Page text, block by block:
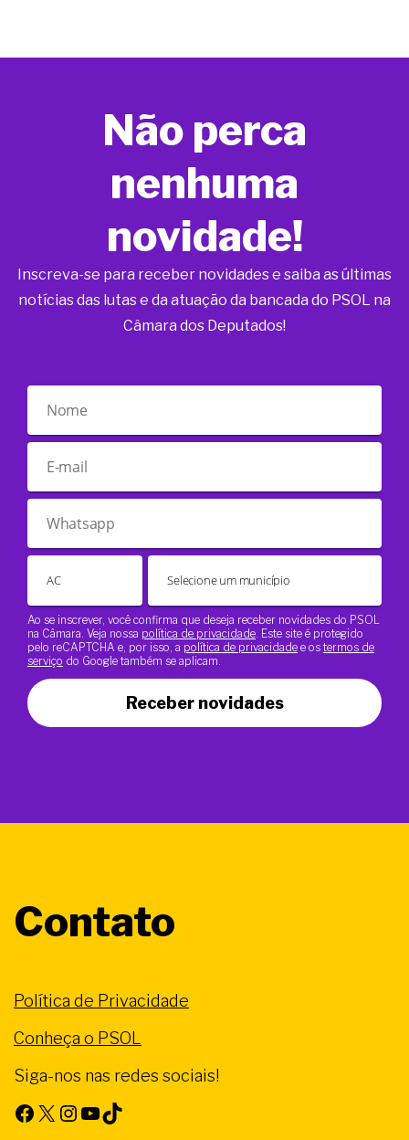
Não perca
nenhuma
novidade!
Inscreva-se para receber novidades e saiba as últimas
notícias das lutas e da atuação da bancada do PSOL na
Câmara dos Deputados!
Ao se inscrever, você confirma que deseja receber novidades do PSOL
na Câmara. Veja nossa política de privacidade . Este site é protegido
pelo reCAPTCHA e, por isso, a política de privacidade e os termos de
serviço do Google também se aplicam.
Receber novidades
Contato
Política de Privacidade
Conheça o PSOL
Siga-nos nas redes sociais!
Facebook X Instagram Youtube TikTok